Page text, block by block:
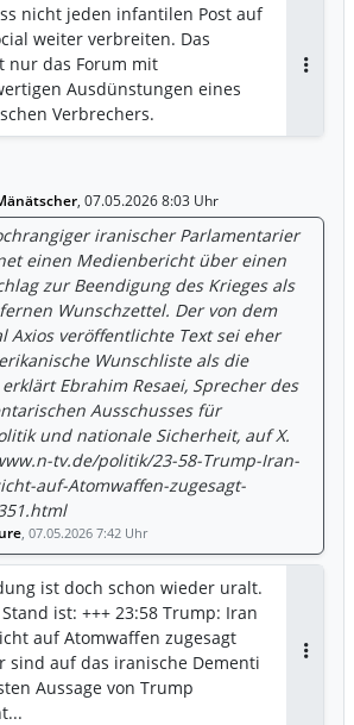
nicht jeden infantilen Post auf
weiter verbreiten. Das
nur das Forum mit
Ausdünstungen eines
Verbrechers.
, 07.05.2026 8:03 Uhr
iranischer Parlamentarier
einen Medienbericht über einen
zur Beendigung des Krieges als
Wunschzettel. Der von dem
Axios veröffentlichte Text sei eher
Wunschliste als die
Ebrahim Resaei, Sprecher des
Ausschusses für
und nationale Sicherheit, auf X.
tv.de/politik/23-58-Trump-Iran-
auf-Atomwaffen-zugesagt-
, 07.05.2026 7:42 Uhr
ist doch schon wieder uralt.
ist: +++ 23:58 Trump: Iran
auf Atomwaffen zugesagt
sind auf das iranische Dementi
Aussage von Trump